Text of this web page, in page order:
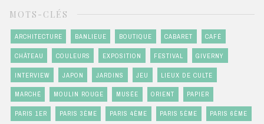
MOTS-CLÉS
ARCHITECTURE BANLIEUE BOUTIQUE CABARET CAFÉ
CHÂTEAU COULEURS EXPOSITION FESTIVAL GIVERNY
INTERVIEW JAPON JARDINS JEU LIEUX DE CULTE
MARCHÉ MOULIN ROUGE MUSÉE ORIENT PAPIER
PARIS 1ER PARIS 3ÈME PARIS 4ÈME PARIS 5ÈME PARIS 6ÈME